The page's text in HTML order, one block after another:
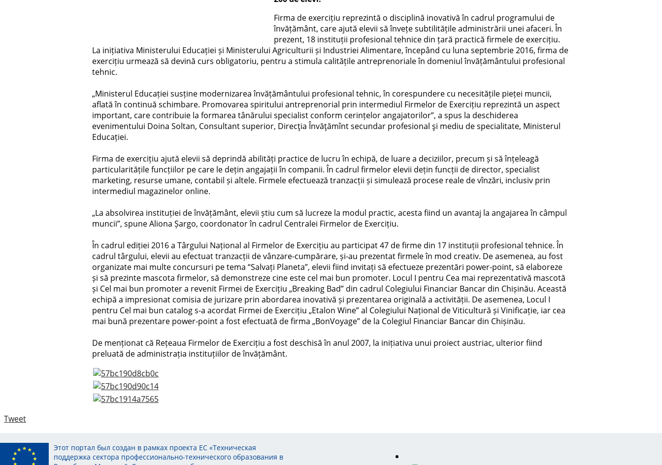
Firma de exercițiu reprezintă o disciplină inovativă în cadrul programului de
învățământ, care ajută elevii să învețe subtilitățile administrării unei afaceri. În
prezent, 18 instituții profesional tehnice din țară practică firmele de exercițiu.
La inițiativa Ministerului Educației și Ministerului Agriculturii și Industriei Alimentare, începând cu luna septembrie 2016, firma de
exercițiu urmează să devină curs obligatoriu, pentru a stimula calitățile antreprenoriale în domeniul învățământului profesional
tehnic.
„Ministerul Educației susține modernizarea învățământului profesional tehnic, în corespundere cu necesitățile pieței muncii,
aflată în continuă schimbare. Promovarea spiritului antreprenorial prin intermediul Firmelor de Exercițiu reprezintă un aspect
important, care contribuie la formarea tânărului specialist conform cerințelor angajatorilor”, a spus la deschiderea
evenimentului Doina Soltan, Consultant superior, Direcţia Învăţămînt secundar profesional şi mediu de specialitate, Ministerul
Educației.
Firma de exercițiu ajută elevii să deprindă abilități practice de lucru în echipă, de luare a deciziilor, precum și să înțeleagă
particularitățile funcțiilor pe care le dețin angajații în companii. În cadrul firmelor elevii dețin funcții de director, specialist
marketing, resurse umane, contabil și altele. Firmele efectuează tranzacții și simulează procese reale de vînzări, inclusiv prin
intermediul magazinelor online.
„La absolvirea instituției de învățământ, elevii știu cum să lucreze la modul practic, acesta fiind un avantaj la angajarea în câmpul
muncii”, spune Aliona Șargo, coordonator în cadrul Centralei Firmelor de Exercițiu.
În cadrul ediției 2016 a Târgului Național al Firmelor de Exercițiu au participat 47 de firme din 17 instituții profesional tehnice. În
cadrul târgului, elevii au efectuat tranzacții de vânzare-cumpărare, și-au prezentat firmele în mod creativ. De asemenea, au fost
organizate mai multe concursuri pe tema “Salvați Planeta”, elevii fiind invitați să efectueze prezentări power-point, să elaboreze
și să prezinte mascota firmelor, să demonstreze cine este cel mai bun promoter. Locul I pentru Cea mai reprezentativă mascotă
și Cel mai bun promoter a revenit Firmei de Exercițiu „Breaking Bad” din cadrul Colegiului Financiar Bancar din Chișinău. Această
echipă a impresionat comisia de jurizare prin abordarea inovativă și prezentarea originală a activității. De asemenea, Locul I
pentru Cel mai bun catalog s-a acordat Firmei de Exercițiu „Etalon Wine” al Colegiului Național de Viticultură și Vinificație, iar cea
mai bună prezentare power-point a fost efectuată de firma „BonVoyage” de la Colegiul Financiar Bancar din Chișinău.
De menționat că Rețeaua Firmelor de Exercițiu a fost deschisă în anul 2007, la inițiativa unui proiect austriac, ulterior fiind
preluată de administrația instituțiilor de învățământ.
Tweet
Этот портал был создан в рамках проекта ЕС «Техническая
поддержка сектора профессионально-технического образования в